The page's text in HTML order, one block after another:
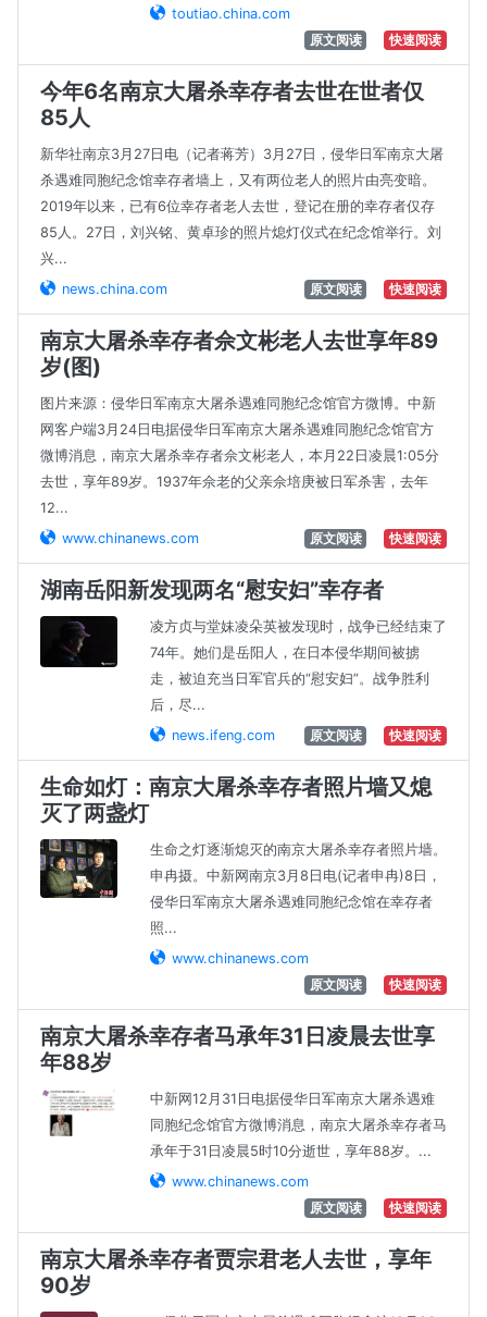
toutiao.china.com
原文阅读
快速阅读
今年6名南京大屠杀幸存者去世在世者仅
85人
新华社南京3月27日电（记者蒋芳）3月27日，侵华日军南京大屠
杀遇难同胞纪念馆幸存者墙上，又有两位老人的照片由亮变暗。
2019年以来，已有6位幸存者老人去世，登记在册的幸存者仅存
85人。27日，刘兴铭、黄卓珍的照片熄灯仪式在纪念馆举行。刘
兴...
news.china.com
原文阅读 快速阅读
南京大屠杀幸存者佘文彬老人去世享年89
岁(图)
图片来源：侵华日军南京大屠杀遇难同胞纪念馆官方微博。中新
网客户端3月24日电据侵华日军南京大屠杀遇难同胞纪念馆官方
微博消息，南京大屠杀幸存者佘文彬老人，本月22日凌晨1:05分
去世，享年89岁。1937年佘老的父亲佘培庚被日军杀害，去年
12...
www.chinanews.com
原文阅读 快速阅读
湖南岳阳新发现两名“慰安妇”幸存者
凌方贞与堂妹凌朵英被发现时，战争已经结束了
74年。她们是岳阳人，在日本侵华期间被掳
走，被迫充当日军官兵的“慰安妇”。战争胜利
后，尽...
news.ifeng.com
原文阅读 快速阅读
生命如灯：南京大屠杀幸存者照片墙又熄
灭了两盏灯
生命之灯逐渐熄灭的南京大屠杀幸存者照片墙。
申冉摄。中新网南京3月8日电(记者申冉)8日，
侵华日军南京大屠杀遇难同胞纪念馆在幸存者
照...
www.chinanews.com
原文阅读
快速阅读
南京大屠杀幸存者马承年31日凌晨去世享
年88岁
中新网12月31日电据侵华日军南京大屠杀遇难
同胞纪念馆官方微博消息，南京大屠杀幸存者马
承年于31日凌晨5时10分逝世，享年88岁。...
www.chinanews.com
原文阅读
快速阅读
南京大屠杀幸存者贾宗君老人去世，享年
90岁